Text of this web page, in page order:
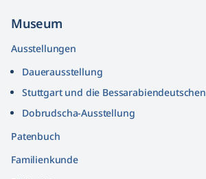
Museum
Ausstellungen
Dauerausstellung
Stuttgart und die Bessarabiendeutschen
Dobrudscha­-Ausstellung
Patenbuch
Familienkunde